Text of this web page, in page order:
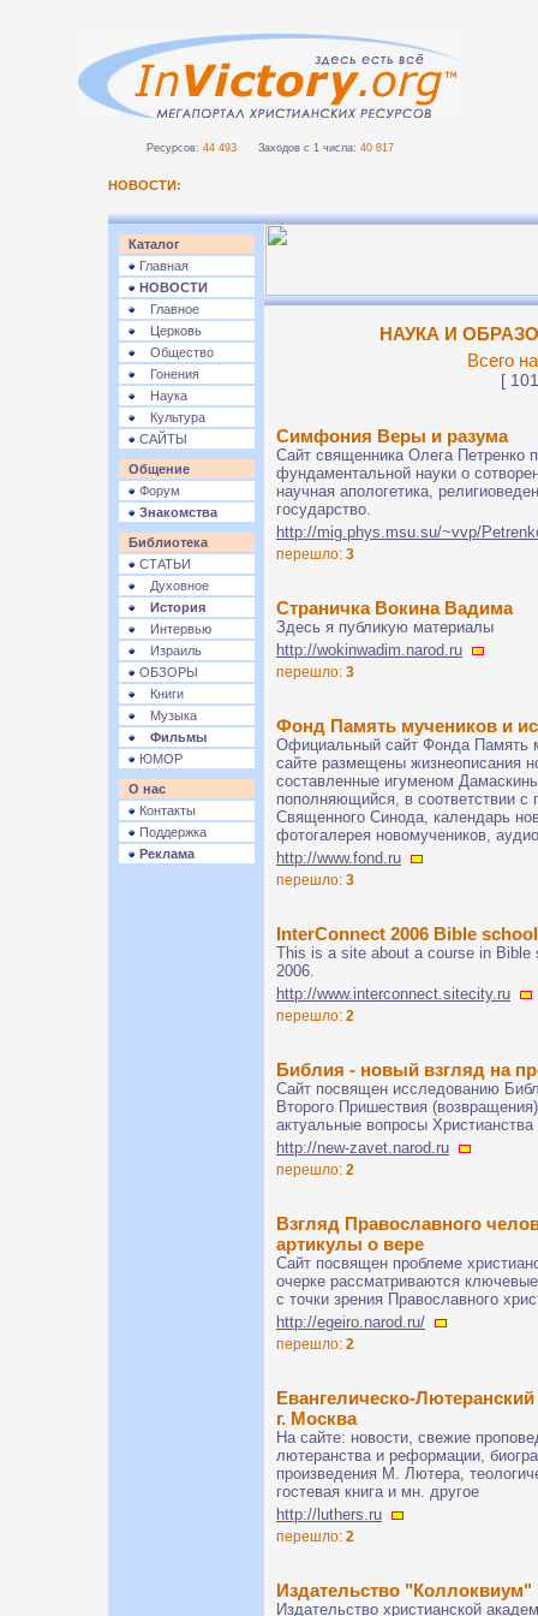
Ресурсов: 44 493 Заходов с 1 числа: 40 817
НОВОСТИ:
Каталог
Главная
НОВОСТИ
Главное
Церковь
Общество
Гонения
Наука
Культура
САЙТЫ
Общение
Форум
Знакомства
Библиотека
СТАТЬИ
Духовное
История
Интервью
Израиль
ОБЗОРЫ
Книги
Музыка
Фильмы
ЮМОР
О нас
Контакты
Поддержка
Реклама
НАУКА И
Всего
[
Симфония Веры и разума
Сайт священника Олега Петренко
фундаментальной науки о
научная апологетика,
государство.
http://mig.phys.msu.su/~vvp/
перешло: 3
Страничка Вокина Вадима
Здесь я публикую материалы
http://wokinwadim.narod.ru
перешло: 3
Фонд Память мучеников и
Официальный сайт Фонда Память
сайте размещены жизнеописания
составленные игуменом
пополняющийся, в соответствии
Священного Синода, календарь
фотогалерея новомучеников,
http://www.fond.ru
перешло: 3
InterConnect 2006 Bible school
This is a site about a course in
2006.
http://www.interconnect.sitecity.ru
перешло: 2
Библия - новый взгляд на
Сайт посвящен исследованию
Второго Пришествия
актуальные вопросы Христианства
http://new-zavet.narod.ru
перешло: 2
Взгляд Православного
артикулы о вере
Сайт посвящен проблеме
очерке рассматриваются
с точки зрения Православного
http://egeiro.narod.ru/
перешло: 2
Евангелическо-
г. Москва
На сайте: новости, свежие
лютеранства и реформации,
произведения М. Лютера,
гостевая книга и мн. другое
http://luthers.ru
перешло: 2
Издательство "Коллоквиум"
Издательство христианской